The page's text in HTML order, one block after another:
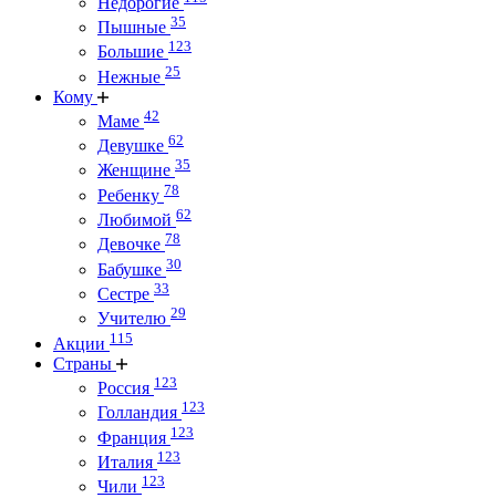
Пышные 35
Большие 123
Нежные 25
Кому
Маме 42
Девушке 62
Женщине 35
Ребенку 78
Любимой 62
Девочке 78
Бабушке 30
Сестре 33
Учителю 29
Акции 115
Страны
Россия 123
Голландия 123
Франция 123
Италия 123
Чили 123